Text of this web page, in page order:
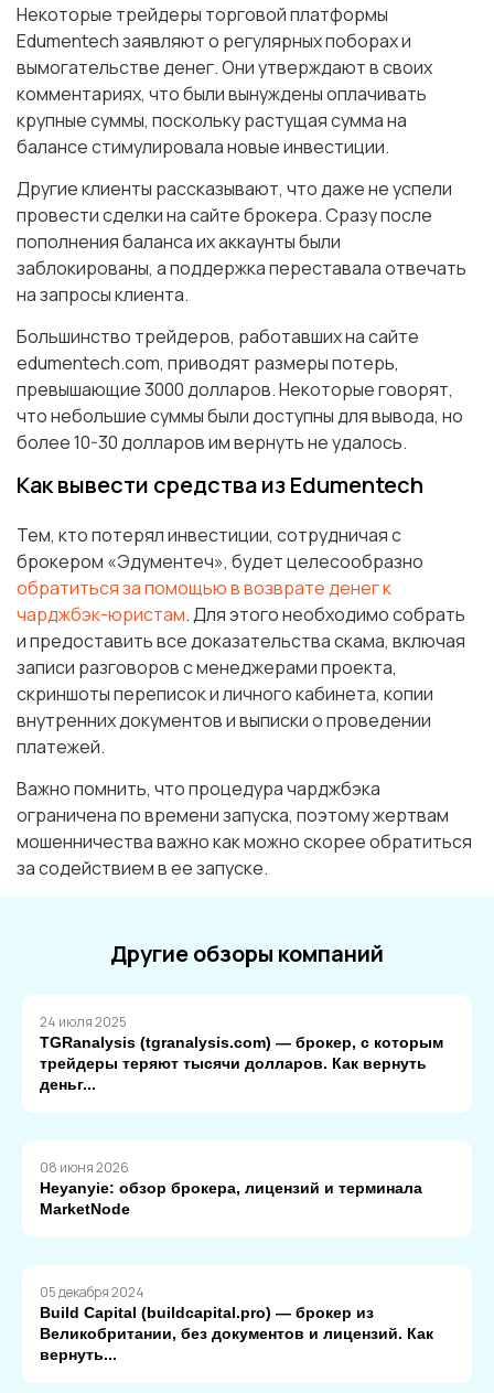
Некоторые трейдеры торговой платформы
Edumentech заявляют о регулярных поборах и
вымогательстве денег. Они утверждают в своих
комментариях, что были вынуждены оплачивать
крупные суммы, поскольку растущая сумма на
балансе стимулировала новые инвестиции.
Другие клиенты рассказывают, что даже не успели
провести сделки на сайте брокера. Сразу после
пополнения баланса их аккаунты были
заблокированы, а поддержка переставала отвечать
на запросы клиента.
Большинство трейдеров, работавших на сайте
edumentech.com, приводят размеры потерь,
превышающие 3000 долларов. Некоторые говорят,
что небольшие суммы были доступны для вывода, но
более 10-30 долларов им вернуть не удалось.
Как вывести средства из Edumentech
Тем, кто потерял инвестиции, сотрудничая с
брокером «Эдументеч», будет целесообразно
обратиться за помощью в возврате денег к
чарджбэк-юристам. Для этого необходимо собрать
и предоставить все доказательства скама, включая
записи разговоров с менеджерами проекта,
скриншоты переписок и личного кабинета, копии
внутренних документов и выписки о проведении
платежей.
Важно помнить, что процедура чарджбэка
ограничена по времени запуска, поэтому жертвам
мошенничества важно как можно скорее обратиться
за содействием в ее запуске.
Другие обзоры компаний
24 июля 2025
TGRanalysis (tgranalysis.com) — брокер, с которым
трейдеры теряют тысячи долларов. Как вернуть
деньг...
08 июня 2026
Heyanyie: обзор брокера, лицензий и терминала
MarketNode
05 декабря 2024
Build Capital (buildcapital.pro) — брокер из
Великобритании, без документов и лицензий. Как
вернуть...